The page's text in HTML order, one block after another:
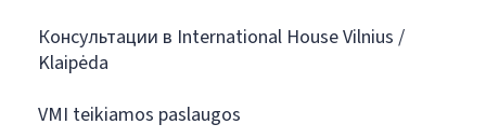
Консультации в International House Vilnius /
Klaipėda
VMI teikiamos paslaugos